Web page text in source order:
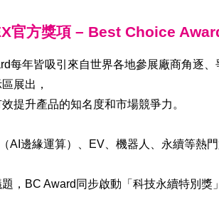
官方獎項 – Best Choice
每年皆吸引來自世界各地參展廠商角逐
展出，
提升產品的知名度和市場競爭力。
AI邊緣運算）、EV、機器人、永續等熱
，BC Award同步啟動「科技永續特別